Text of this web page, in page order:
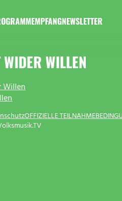
EMPFANGNEWSLETTER
WILLEN
Willen
OFFIZIELLE